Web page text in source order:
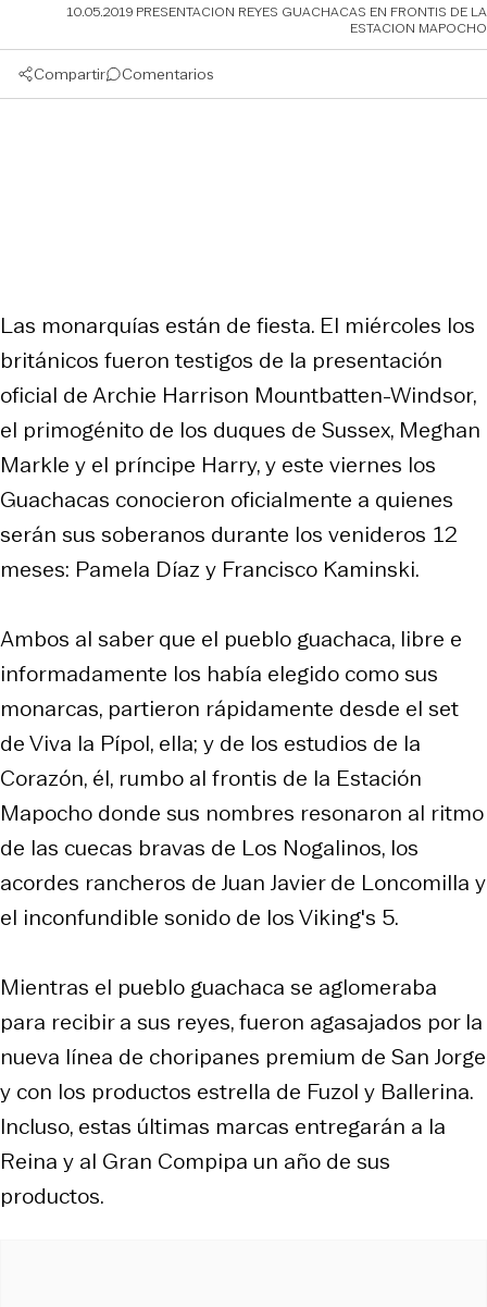
10.05.2019 PRESENTACION REYES GUACHACAS EN FRONTIS DE LA
ESTACION MAPOCHO
Compartir Comentarios
Las monarquías están de fiesta. El miércoles los
británicos fueron testigos de la presentación
oficial de Archie Harrison Mountbatten-Windsor,
el primogénito de los duques de Sussex, Meghan
Markle y el príncipe Harry, y este viernes los
Guachacas conocieron oficialmente a quienes
serán sus soberanos durante los venideros 12
meses: Pamela Díaz y Francisco Kaminski.
Ambos al saber que el pueblo guachaca, libre e
informadamente los había elegido como sus
monarcas, partieron rápidamente desde el set
de Viva la Pípol, ella; y de los estudios de la
Corazón, él, rumbo al frontis de la Estación
Mapocho donde sus nombres resonaron al ritmo
de las cuecas bravas de Los Nogalinos, los
acordes rancheros de Juan Javier de Loncomilla y
el inconfundible sonido de los Viking's 5.
Mientras el pueblo guachaca se aglomeraba
para recibir a sus reyes, fueron agasajados por la
nueva línea de choripanes premium de San Jorge
y con los productos estrella de Fuzol y Ballerina.
Incluso, estas últimas marcas entregarán a la
Reina y al Gran Compipa un año de sus
productos.